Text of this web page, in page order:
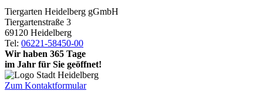
Tiergarten Heidelberg gGmbH
Tiergartenstraße 3
69120 Heidelberg
Tel: 06221-58450-00
Wir haben 365 Tage
im Jahr für Sie geöffnet!
Zum Kontaktformular